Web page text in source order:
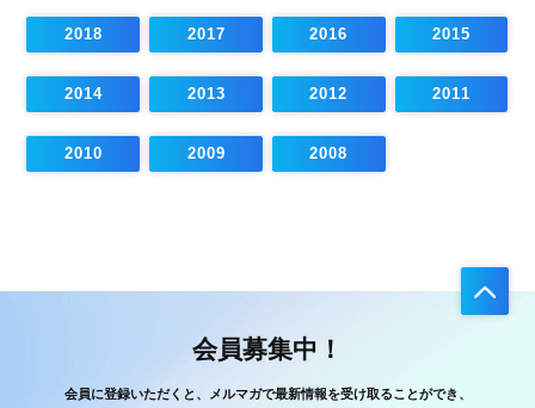
2018 2017 2016 2015
2014 2013 2012 2011
2010 2009 2008
会員募集中！
会員に登録いただくと、メルマガで最新情報を受け取ることができ、